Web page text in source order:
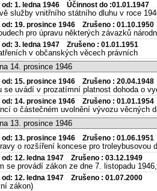
1. ledna 1946 Účinnost do :01.01.1947
služby vnitřního státního dluhu v roce
od: 19. prosince 1946 Zrušeno : 01.10.1950
pro úpravu některých závazků
3. ledna 1947 Zrušeno : 01.01.1951
v občanských věcech právních
14. prosince 1946
od: 15. prosince 1946 Zrušeno : 20.04.1948
se uvádí v prozatímní platnost dohoda o
od: 14. prosince 1946 Zrušeno : 01.01.1954
o částečném uvolnění vývozu věcných
13. prosince 1946
od: 13. prosince 1946 Zrušeno : 01.06.1951
o rozšíření koncese pro troleybusovou
12. ledna 1947 Zrušeno : 03.12.1949
se provádí zákon ze dne 7. listopadu
12. ledna 1947 Zrušeno : 01.07.2000
zákon)
-
náhrady